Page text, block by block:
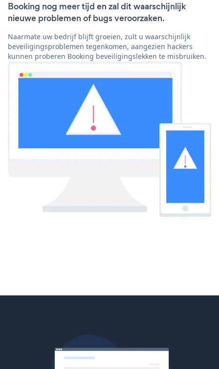
Booking nog meer tijd en zal dit waarschijnlijk
nieuwe problemen of bugs veroorzaken.
Naarmate uw bedrijf blijft groeien, zult u waarschijnlijk
beveiligingsproblemen tegenkomen, aangezien hackers
kunnen proberen Booking beveiligingslekken te misbruiken.